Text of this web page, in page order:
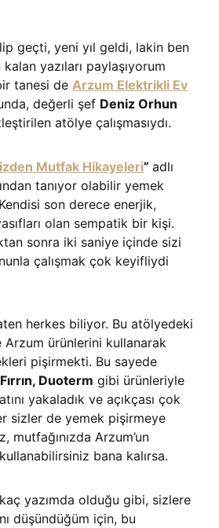
geçti, yeni yıl geldi, lakin ben
yazıları paylaşıyorum
tanesi de Arzum Elektrikli Ev
değerli şef Deniz Orhun
atölye çalışmasıydı.
Mutfak Hikayeleri” adlı
tanıyor olabilir yemek
son derece enerjik,
olan sempatik bir kişi.
sonra iki saniye içinde sizi
çalışmak çok keyifliydi
herkes biliyor. Bu atölyedeki
Arzum ürünlerini kullanarak
pişirmekti. Bu sayede
Duoterm gibi ürünleriyle
yakaladık ve açıkçası çok
sizler de yemek pişirmeye
mutfağınızda Arzum’un
bana kalırsa.
yazımda olduğu gibi, sizlere
düşündüğüm için, bu